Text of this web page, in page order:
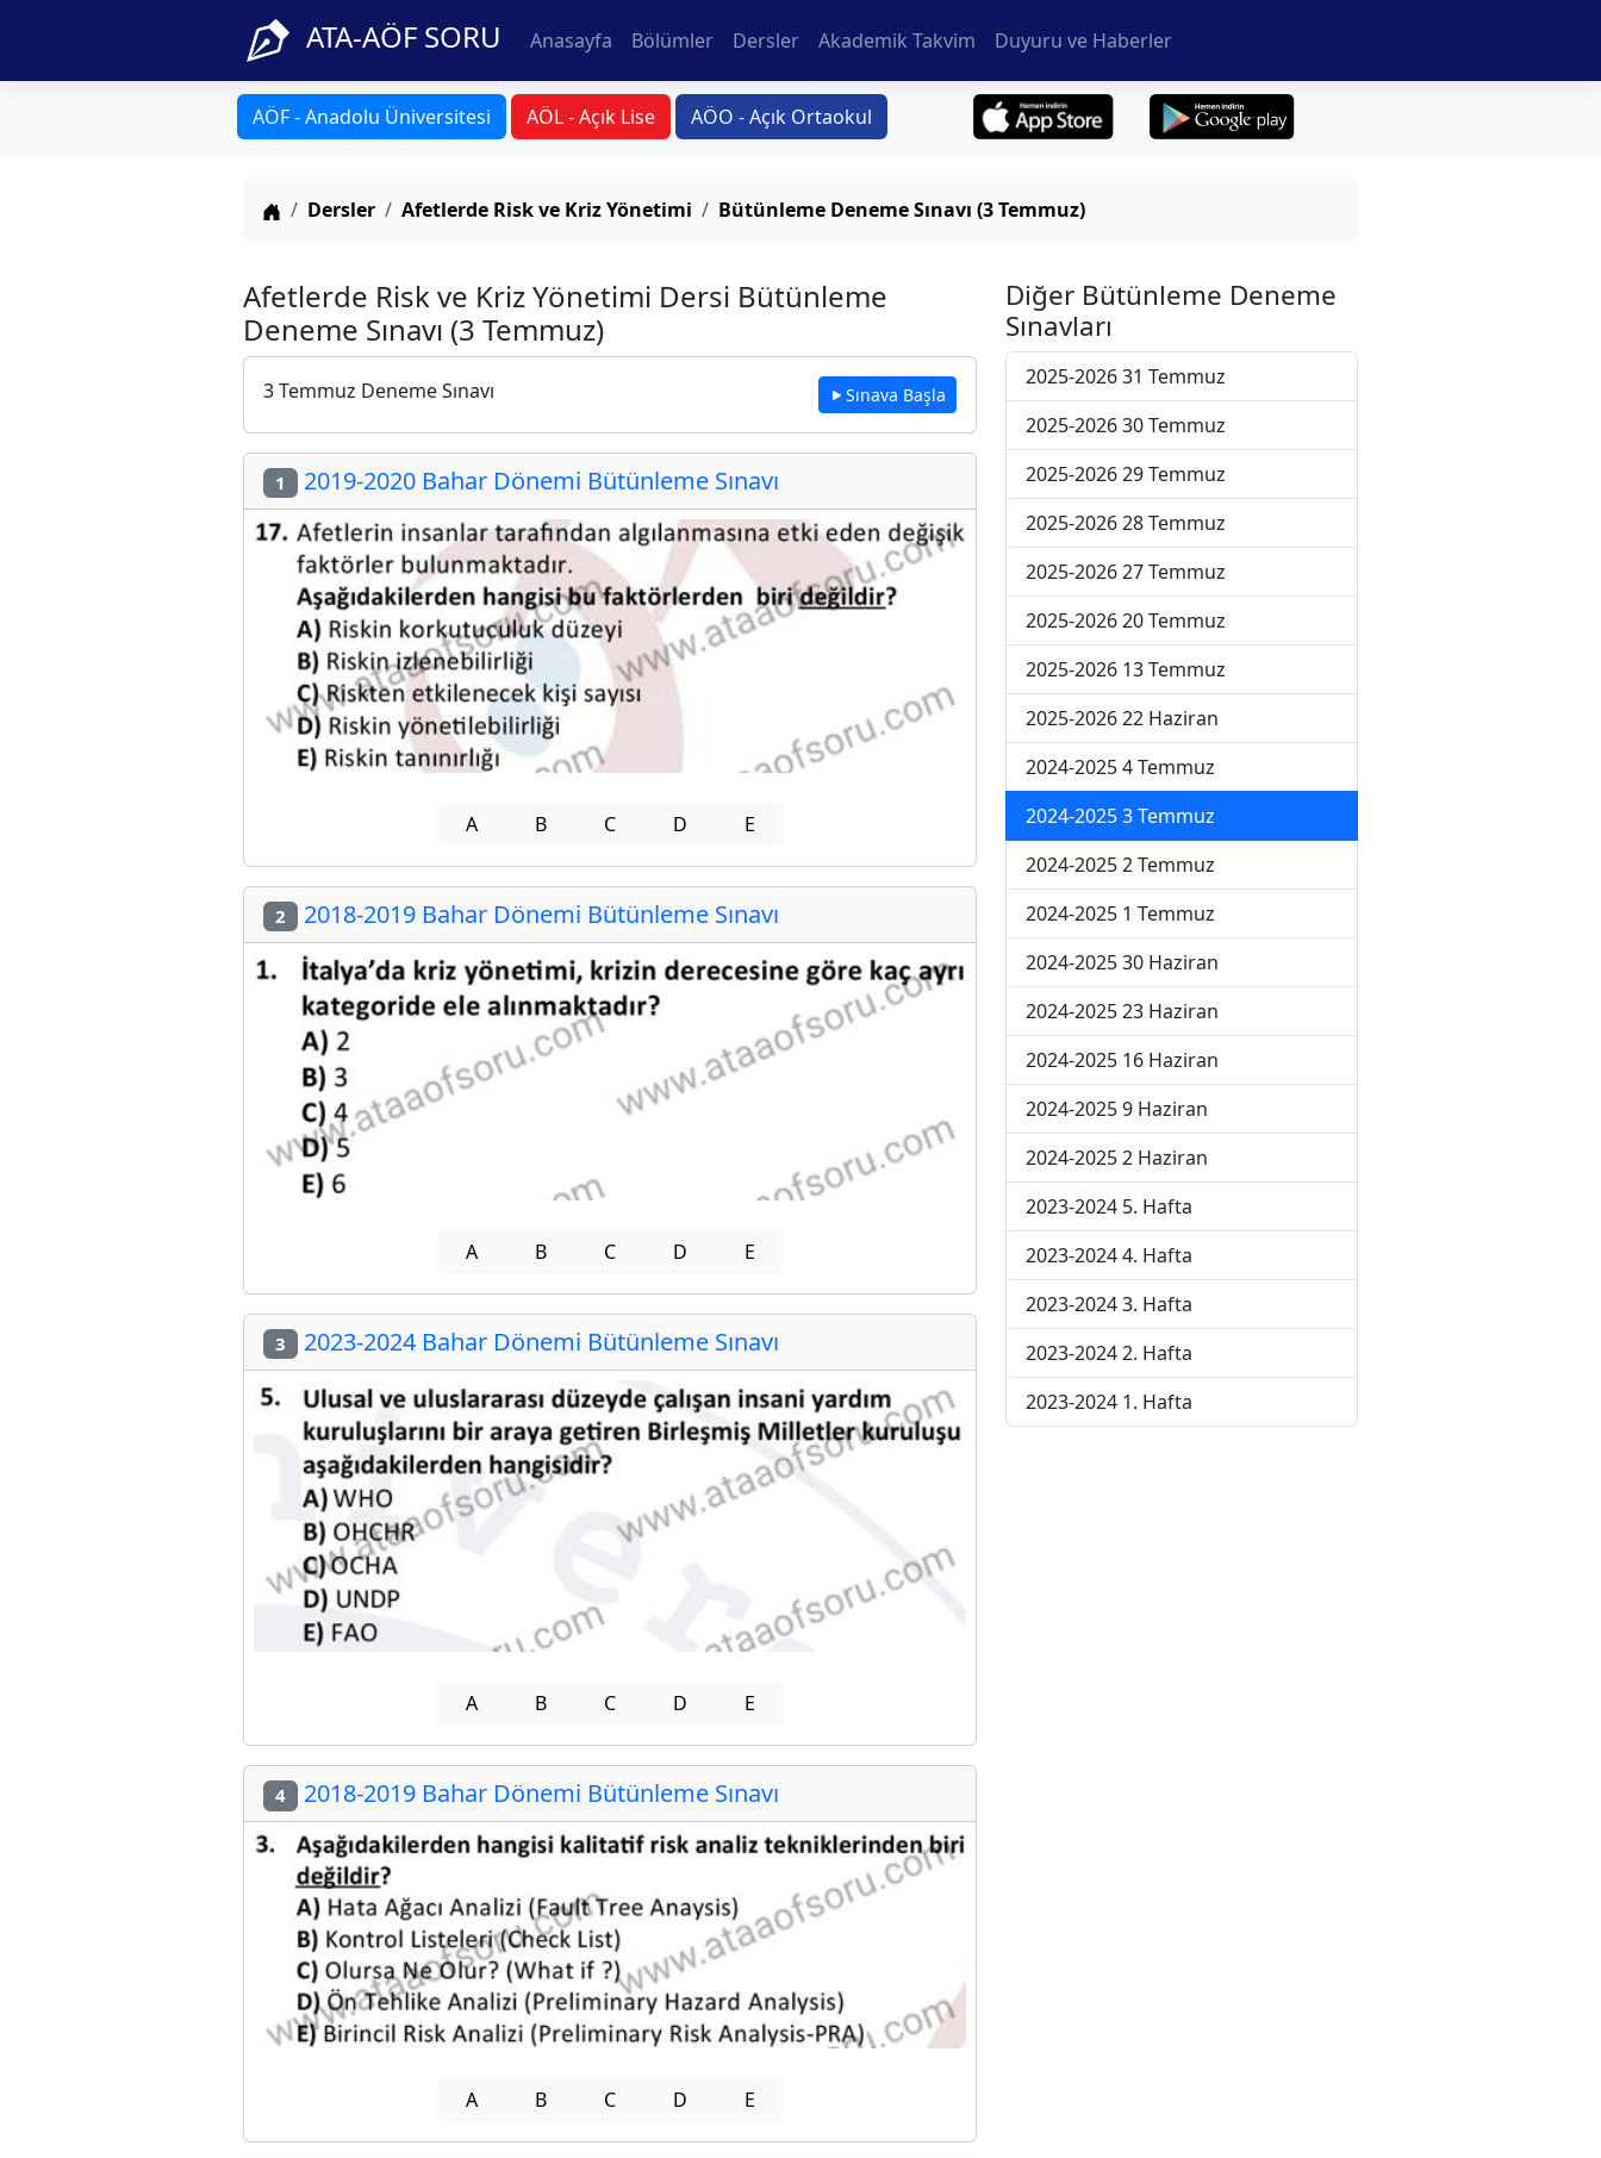
ATA-AÖF SORU Anasayfa Bölümler Dersler Akademik Takvim Duyuru ve Haberler
AÖF - Anadolu Üniversitesi AÖL - Açık Lise AÖO - Açık Ortaokul
Anasayfa
Dersler Afetlerde Risk ve Kriz Yönetimi Bütünleme Deneme Sınavı (3 Temmuz)
Afetlerde Risk ve Kriz Yönetimi Dersi Bütünleme
Deneme Sınavı (3 Temmuz)
3 Temmuz Deneme Sınavı Sınava Başla
1 2019-2020 Bahar Dönemi Bütünleme Sınavı
A B C D E
2 2018-2019 Bahar Dönemi Bütünleme Sınavı
A B C D E
3 2023-2024 Bahar Dönemi Bütünleme Sınavı
A B C D E
4 2018-2019 Bahar Dönemi Bütünleme Sınavı
A B C D E
Diğer Bütünleme Deneme
Sınavları
2025-2026 31 Temmuz
2025-2026 30 Temmuz
2025-2026 29 Temmuz
2025-2026 28 Temmuz
2025-2026 27 Temmuz
2025-2026 20 Temmuz
2025-2026 13 Temmuz
2025-2026 22 Haziran
2024-2025 4 Temmuz
2024-2025 3 Temmuz
2024-2025 2 Temmuz
2024-2025 1 Temmuz
2024-2025 30 Haziran
2024-2025 23 Haziran
2024-2025 16 Haziran
2024-2025 9 Haziran
2024-2025 2 Haziran
2023-2024 5. Hafta
2023-2024 4. Hafta
2023-2024 3. Hafta
2023-2024 2. Hafta
2023-2024 1. Hafta